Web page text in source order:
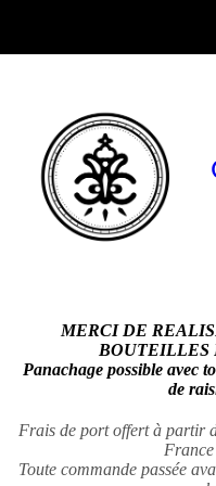
MERCI DE
BOUTEILLES
Panachage possible avec
de
Frais de port offert à partir
Toute commande passée